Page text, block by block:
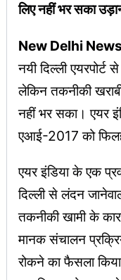
लिए नहीं भर सका
New Delhi
नयी दिल्ली
लेकिन तकनीकी
नहीं भर सका। एयर
एआई-2017 को
एयर इंडिया के एक
दिल्ली से लंदन
तकनीकी खामी के
मानक संचालन
रोकने का फैसला